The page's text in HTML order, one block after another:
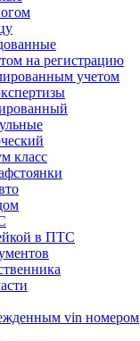
на регистрацию
учетом
класс
в ПТС
vin номером